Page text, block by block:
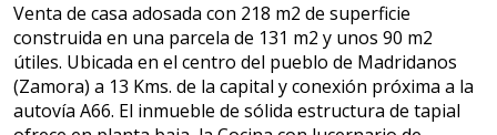
Venta de casa adosada con 218 m2 de superficie
construida en una parcela de 131 m2 y unos 90 m2
útiles. Ubicada en el centro del pueblo de Madridanos
(Zamora) a 13 Kms. de la capital y conexión próxima a la
autovía A66. El inmueble de sólida estructura de tapial